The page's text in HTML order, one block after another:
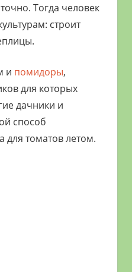
Тогда человек
строит
и помидоры,
для которых
дачники и
способ
для томатов летом.